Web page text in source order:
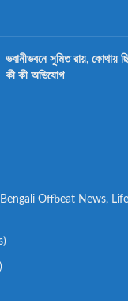
ভবানীভবনে সুমিত রায়, কোথায়
কী কী অভিযোগ
Bengali Offbeat News,